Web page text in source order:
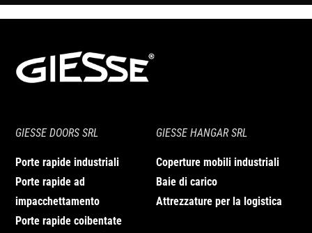
GIESSE DOORS SRL
Porte rapide industriali
Porte rapide ad
impacchettamento
Porte rapide coibentate
GIESSE HANGAR SRL
Coperture mobili industriali
Baie di carico
Attrezzature per la logistica